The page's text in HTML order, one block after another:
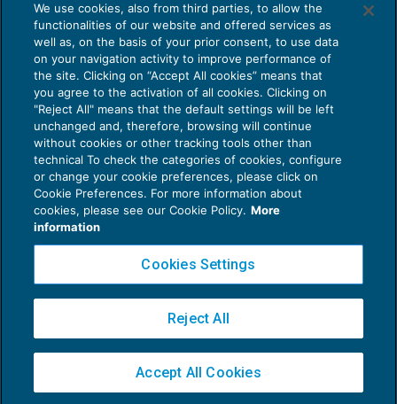
EU AI Act e studi professionali: le
scadenze concrete
27 Luglio 2026
di Diego BarberieStefano Dovier
Privacy Policy
Cookie Policy
Copyright 2016 ©Gruppo Euroconference S.p.A.v2.32.4
Piazza Luigi Einaudi, 10N01 - 20124 Milano - info@ecnews.it
02776120236
We use cookies, also from third parties, to allow the
functionalities of our website and offered services as
well as, on the basis of your prior consent, to use data
on your navigation activity to improve performance of
the site. Clicking on “Accept All cookies” means that
you agree to the activation of all cookies. Clicking on
"Reject All" means that the default settings will be left
unchanged and, therefore, browsing will continue
without cookies or other tracking tools other than
technical To check the categories of cookies, configure
or change your cookie preferences, please click on
Cookie Preferences. For more information about
cookies, please see our Cookie Policy. More
information
Cookies Settings
Reject All
Accept All Cookies